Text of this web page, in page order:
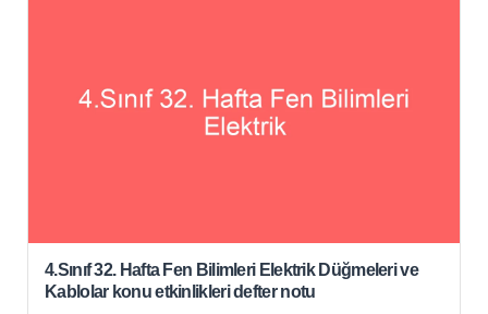
4.Sınıf 32. Hafta Fen Bilimleri Elektrik Düğmeleri ve
Kablolar konu etkinlikleri defter notu